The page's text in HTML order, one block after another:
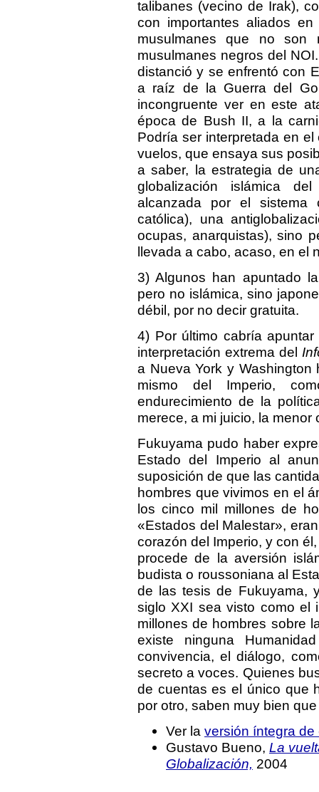
talibanes (vecino de Irak),
con importantes aliados
musulmanes que no son
musulmanes negros del
distanció y se enfrentó con
a raíz de la Guerra del
incongruente ver en este
época de Bush II, a la
Podría ser interpretada en
vuelos, que ensaya sus
a saber, la estrategia de
globalización islámica
alcanzada por el sistema
católica), una
ocupas, anarquistas), sino
llevada a cabo, acaso, en el
3) Algunos han apuntado
pero no islámica, sino
débil, por no decir gratuita.
4) Por último cabría
interpretación extrema del
a Nueva York y
mismo del Imperio,
endurecimiento de la
merece, a mi juicio, la menor
Fukuyama pudo haber
Estado del Imperio al
suposición de que las
hombres que vivimos en el
los cinco mil millones de
«Estados del Malestar»,
corazón del Imperio, y con
procede de la aversión
budista o roussoniana al
de las tesis de Fukuyama,
siglo XXI sea visto como el
millones de hombres sobre
existe ninguna
convivencia, el diálogo,
secreto a voces. Quienes
de cuentas es el único que
por otro, saben muy bien
Ver la versión íntegra
Gustavo Bueno, La
Globalización, 2004